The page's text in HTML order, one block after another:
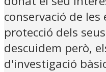
conservació de les
protecció dels
descuidem però,
d'investigació